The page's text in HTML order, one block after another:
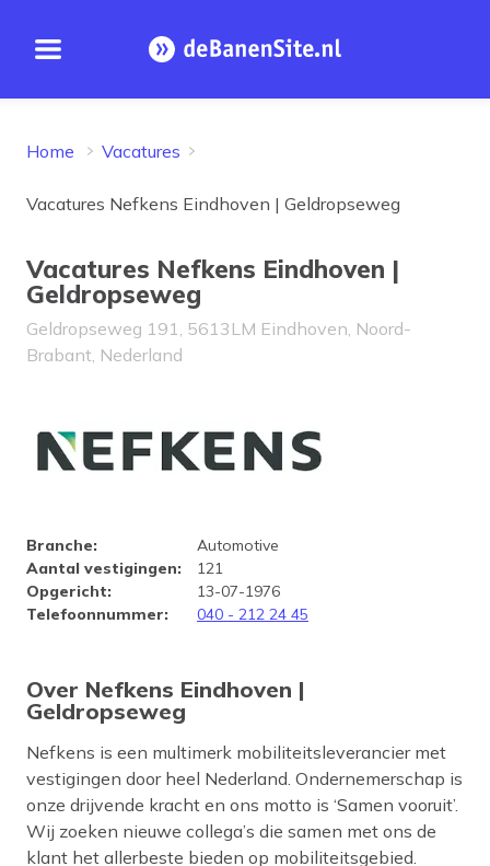
Open menu Homepage
Home Vacatures
Vacatures Nefkens Eindhoven | Geldropseweg
Vacatures Nefkens Eindhoven |
Geldropseweg
Geldropseweg 191, 5613LM Eindhoven, Noord-
Brabant, Nederland
Bedrijfsprofiel Nefkens
Branche:
Automotive
Aantal vestigingen:
121
Opgericht:
13-07-1976
Telefoonnummer: 040 - 212 24 45
Over Nefkens Eindhoven |
Geldropseweg
Nefkens is een multimerk mobiliteitsleverancier met
vestigingen door heel Nederland. Ondernemerschap is
onze drijvende kracht en ons motto is ‘Samen vooruit’.
Wij zoeken nieuwe collega’s die samen met ons de
klant het allerbeste bieden op mobiliteitsgebied.